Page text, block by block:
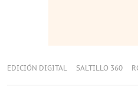
EDICIÓN DIGITAL SALTILLO 360